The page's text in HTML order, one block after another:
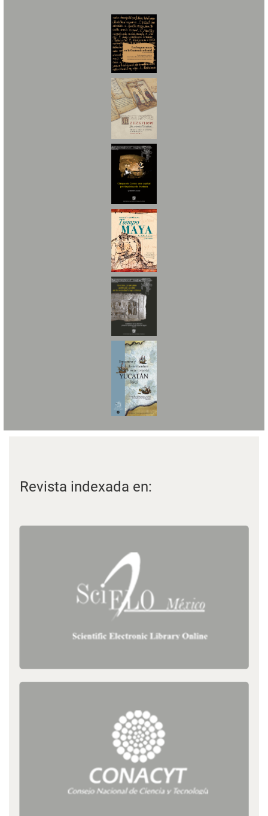
Revista indexada en: